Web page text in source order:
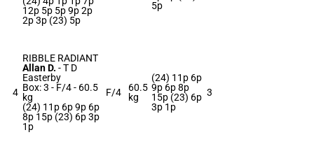
12p 5p 5p 9p 2p
2p 3p (23) 5p
5p
4
RIBBLE RADIANT
Allan D. -T D
Easterby
Box: 3 - F/4 - 60.5
kg
(24) 11p 6p 9p 6p
8p 15p (23) 6p 3p
1p
F/4
60.5
kg
(24) 11p 6p
9p 6p 8p
15p (23) 6p
3p 1p
3